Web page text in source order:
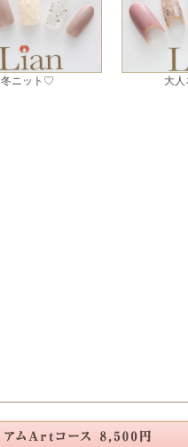
冬ニット♡ 大